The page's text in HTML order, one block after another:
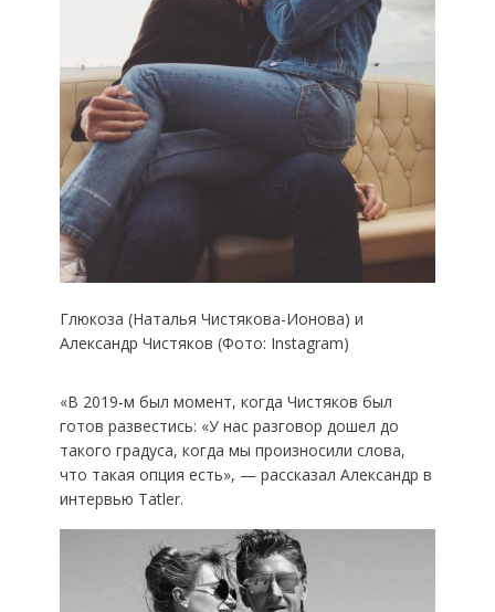
Глюкоза (Наталья Чистякова-Ионова) и
Александр Чистяков (Фото: Instagram)
«В 2019-м был момент, когда Чистяков был
готов развестись: «У нас разговор дошел до
такого градуса, когда мы произносили слова,
что такая опция есть», — рассказал Александр в
интервью Tatler.